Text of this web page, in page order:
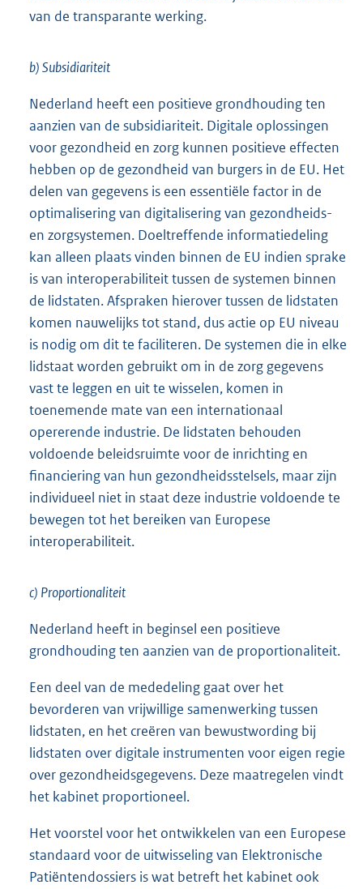
van de transparante werking.
b) Subsidiariteit
Nederland heeft een positieve grondhouding ten
aanzien van de subsidiariteit. Digitale oplossingen
voor gezondheid en zorg kunnen positieve effecten
hebben op de gezondheid van burgers in de EU. Het
delen van gegevens is een essentiële factor in de
optimalisering van digitalisering van gezondheids-
en zorgsystemen. Doeltreffende informatiedeling
kan alleen plaats vinden binnen de EU indien sprake
is van interoperabiliteit tussen de systemen binnen
de lidstaten. Afspraken hierover tussen de lidstaten
komen nauwelijks tot stand, dus actie op EU niveau
is nodig om dit te faciliteren. De systemen die in elke
lidstaat worden gebruikt om in de zorg gegevens
vast te leggen en uit te wisselen, komen in
toenemende mate van een internationaal
opererende industrie. De lidstaten behouden
voldoende beleidsruimte voor de inrichting en
financiering van hun gezondheidsstelsels, maar zijn
individueel niet in staat deze industrie voldoende te
bewegen tot het bereiken van Europese
interoperabiliteit.
c) Proportionaliteit
Nederland heeft in beginsel een positieve
grondhouding ten aanzien van de proportionaliteit.
Een deel van de mededeling gaat over het
bevorderen van vrijwillige samenwerking tussen
lidstaten, en het creëren van bewustwording bij
lidstaten over digitale instrumenten voor eigen regie
over gezondheidsgegevens. Deze maatregelen vindt
het kabinet proportioneel.
Het voorstel voor het ontwikkelen van een Europese
standaard voor de uitwisseling van Elektronische
Patiëntendossiers is wat betreft het kabinet ook